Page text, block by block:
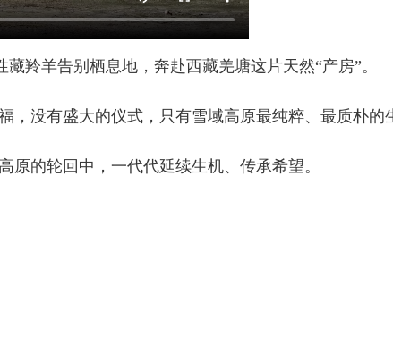
羊告别栖息地，奔赴西藏羌塘这片天然“产房”。
没有盛大的仪式，只有雪域高原最纯粹、最质朴的
的轮回中，一代代延续生机、传承希望。